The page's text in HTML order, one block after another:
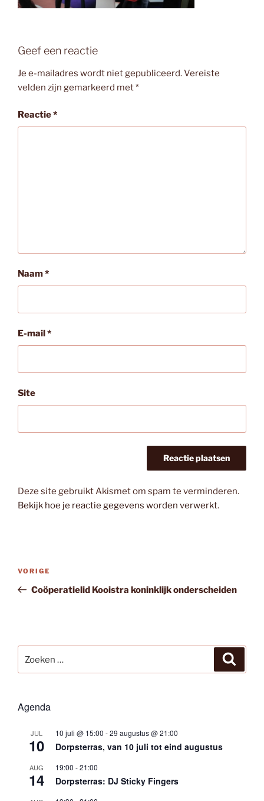
Geef een reactie
Je e-mailadres wordt niet gepubliceerd.Vereiste
velden zijn gemarkeerd met*
Reactie*
Naam*
E-mail*
Site
Deze site gebruikt Akismet om spam te verminderen.
Bekijk hoe je reactie gegevens worden verwerkt.
Vorig
bericht
VORIGE
Coöperatielid Kooistra koninklijk onderscheiden
naar:
Agenda
JUL
10
10 juli @ 15:00 -29 augustus @ 21:00
Dorpsterras, van 10 juli tot eind augustus
AUG
14
19:00 -21:00
Dorpsterras: DJ Sticky Fingers